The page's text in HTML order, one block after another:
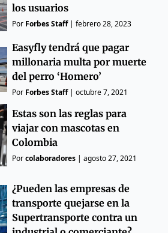
los usuarios
Por Forbes Staff|febrero 28, 2023
Easyfly tendrá que pagar
millonaria multa por muerte
del perro ‘Homero’
Por Forbes Staff|octubre 7, 2021
Estas son las reglas para
viajar con mascotas en
Colombia
Porcolaboradores |agosto 27, 2021
¿Pueden las empresas de
transporte quejarse en la
Supertransporte contra un